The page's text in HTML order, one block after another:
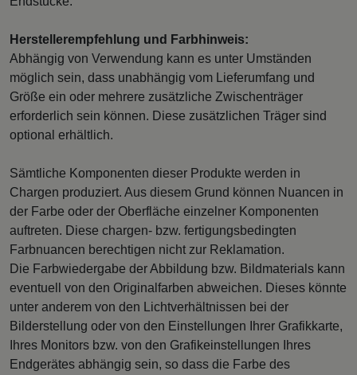
Herstellerempfehlung und Farbhinweis:
Abhängig von Verwendung kann es unter Umständen
möglich sein, dass unabhängig vom Lieferumfang und
Größe ein oder mehrere zusätzliche Zwischenträger
erforderlich sein können. Diese zusätzlichen Träger sind
optional erhältlich.
Sämtliche Komponenten dieser Produkte werden in
Chargen produziert. Aus diesem Grund können Nuancen in
der Farbe oder der Oberfläche einzelner Komponenten
auftreten. Diese chargen- bzw. fertigungsbedingten
Farbnuancen berechtigen nicht zur Reklamation.
Die Farbwiedergabe der Abbildung bzw. Bildmaterials kann
eventuell von den Originalfarben abweichen. Dieses könnte
unter anderem von den Lichtverhältnissen bei der
Bilderstellung oder von den Einstellungen Ihrer Grafikkarte,
Ihres Monitors bzw. von den Grafikeinstellungen Ihres
Endgerätes abhängig sein, so dass die Farbe des